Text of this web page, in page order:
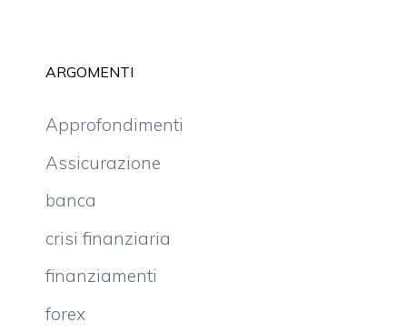
ARGOMENTI
Approfondimenti
Assicurazione
banca
crisi finanziaria
finanziamenti
forex